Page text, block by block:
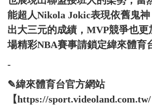
能超人Nikola Jokic表現依舊鬼
出大三元的成績，MVP競爭也更
場精彩NBA賽事請鎖定緯來體育
-
✎緯來體育台官方網站
【https://sport.videoland.com.tw/